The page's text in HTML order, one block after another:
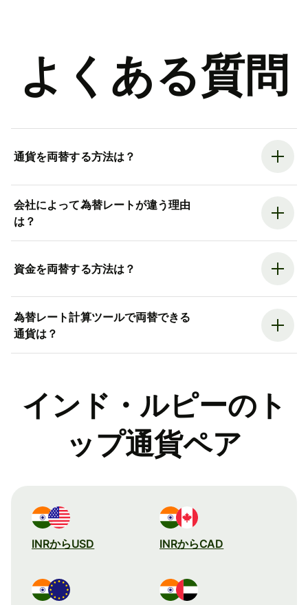
よくある質問
通貨を両替する方法は？
会社によって為替レートが違う理由
は？
資金を両替する方法は？
為替レート計算ツールで両替できる
通貨は？
インド・ルピーのト
ップ通貨ペア
INRからUSD INRからCAD